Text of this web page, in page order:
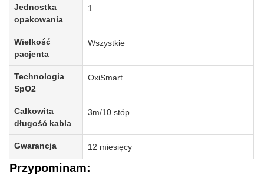
Jednostka
opakowania
1
Wielkość
pacjenta
Wszystkie
Technologia
SpO2
OxiSmart
Całkowita
długość kabla
3m/10 stóp
Gwarancja 12 miesięcy
Przypominam: